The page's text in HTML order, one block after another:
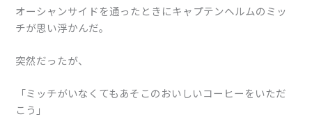
オーシャンサイドを通ったときにキャプテンヘルムのミッ
チが思い浮かんだ。
突然だったが、
「ミッチがいなくてもあそこのおいしいコーヒーをいただ
こう」